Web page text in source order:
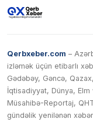
Qerbxeber.com –
izləmək üçün etibarlı
Gədəbəy, Gəncə,
İqtisadiyyat, Dünya,
Müsahibə-Reportaj,
gündəlik yenilənən